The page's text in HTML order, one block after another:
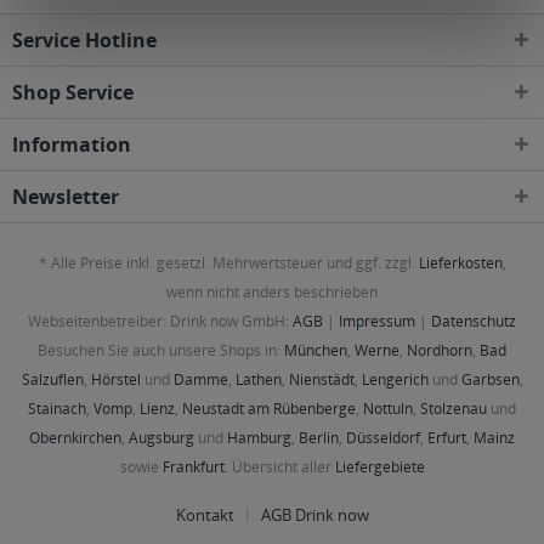
Service Hotline
Shop Service
Information
Newsletter
* Alle Preise inkl. gesetzl. Mehrwertsteuer und ggf. zzgl. Lieferkosten,
wenn nicht anders beschrieben
Webseitenbetreiber: Drink now GmbH: AGB | Impressum | Datenschutz
Besuchen Sie auch unsere Shops in: München, Werne, Nordhorn, Bad
Salzuflen, Hörstel und Damme, Lathen, Nienstädt, Lengerichund Garbsen,
Stainach, Vomp, Lienz, Neustadt am Rübenberge, Nottuln, Stolzenau und
Obernkirchen, Augsburg und Hamburg, Berlin, Düsseldorf, Erfurt, Mainz
sowie Frankfurt. Übersicht aller Liefergebiete
Kontakt AGB Drink now